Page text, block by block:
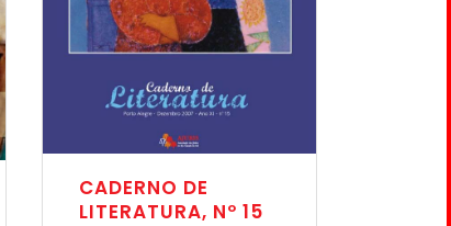
CADERNO DE
LITERATURA, Nº 15